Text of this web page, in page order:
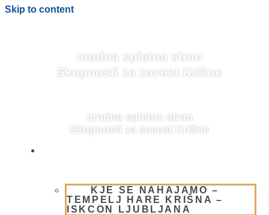
Skip to content
uradna spletna stran
Skupnosti za zavest Krišne
uradna spletna stran
Skupnosti za zavest Krišne
KJE SE NAHAJAMO –
TEMPELJ HARE KRIŠNA –
ISKCON LJUBLJANA
BLOG